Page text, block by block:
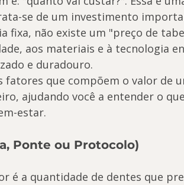
se de um investimento
fixa, não existe um "preço de
aos materiais e à tecnologia
e duradouro.
fatores que compõem o valor de
ajudando você a entender o
estar.
Ponte ou Protocolo)
é a quantidade de dentes que